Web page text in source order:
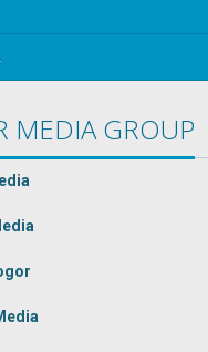
MEDIA GROUP